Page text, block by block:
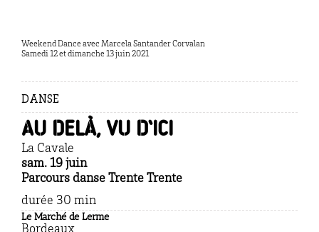
Weekend Dance avec Marcela Santander Corvalan
Samedi 12 et dimanche 13 juin 2021
DANSE
Au delà, vu d’ici
La Cavale
sam. 19 juin
Parcours danse Trente Trente
durée 30 min
Le Marché de Lerme